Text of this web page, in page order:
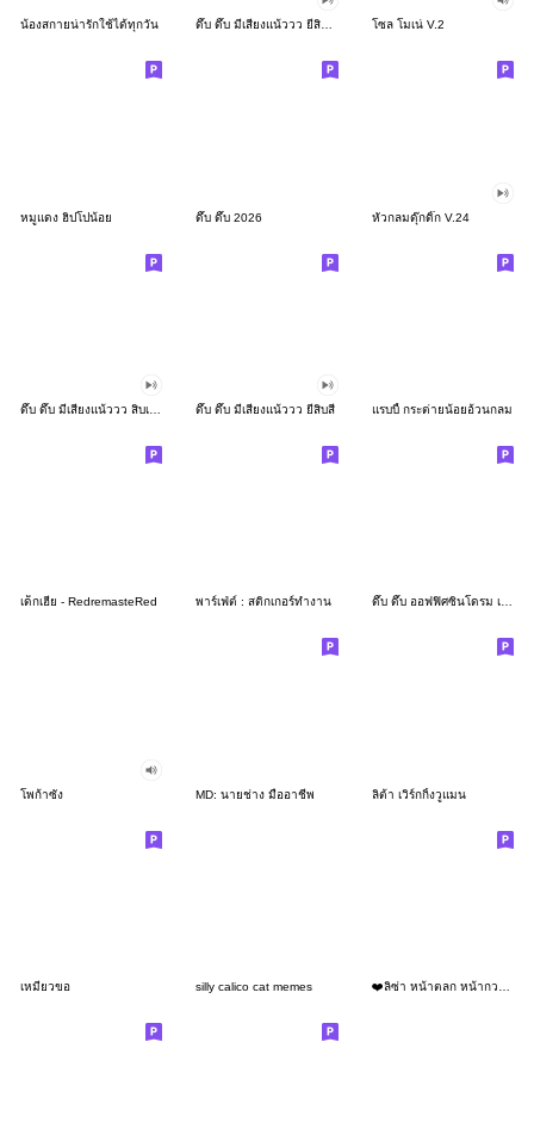
น้องสกายน่ารักใช้ได้ทุกวัน ดึ๊บ ดึ๊บ มีเสียงแน้ววว ยี่สิบสอง โซล โมเน่ V.2
หมูแดง ฮิปโปน้อย ดึ๊บ ดึ๊บ 2026 หัวกลมดุ๊กดิ๊ก V.24
ดึ๊บ ดึ๊บ มีเสียงแน้ววว ยี่สิบสี่ แรบบี้ กระต่ายน้อยอ้วนกลม
เด็กเฮีย - RedremasteRed พาร์เฟ่ต์ : สติกเกอร์ทำงาน ดึ๊บ ดึ๊บ ออฟฟิศซินโดรม เจ็ด
โพก้าซัง MD: นายช่าง มืออาชีพ ลิต้า เวิร์กกิ้งวูแมน
เหมียวขอ silly calico cat memes